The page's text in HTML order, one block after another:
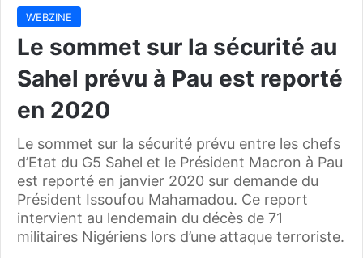
WEBZINE
Le sommet sur la sécurité au
Sahel prévu à Pau est reporté
en 2020
Le sommet sur la sécurité prévu entre les chefs
d’Etat du G5 Sahel et le Président Macron à Pau
est reporté en janvier 2020 sur demande du
Président Issoufou Mahamadou. Ce report
intervient au lendemain du décès de 71
militaires Nigériens lors d’une attaque terroriste.